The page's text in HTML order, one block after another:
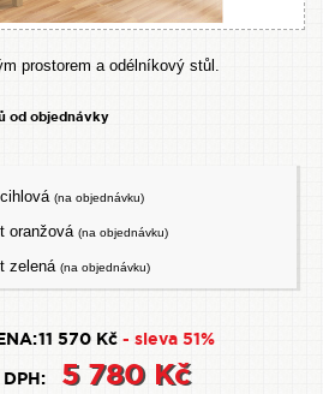
prostorem a odélníkový stůl.
od objednávky
cihlová(na objednávku)
oranžová(na objednávku)
zelená(na objednávku)
11 570 Kč - sleva 51%
5 780 Kč